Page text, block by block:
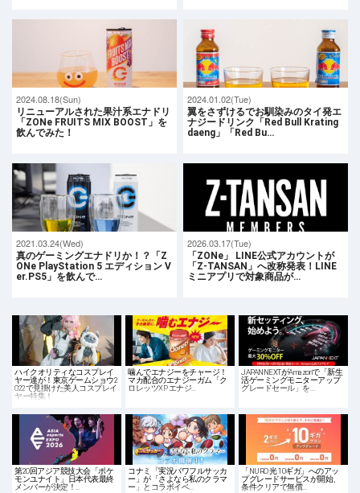
2024.08.18(Sun)
リニューアルされた果汁系エナドリ
「ZONe FRUITS MIX BOOST」を
飲んでみた！
2024.01.02(Tue)
翼をさずけるでお馴染みのタイ発エ
ナジードリンク「Red Bull Krating
daeng」「Red Bu…
2021.03.24(Wed)
真のゲーミングエナドリか！？「Z
ONe PlayStation 5 エディション V
er.PS5」を飲んで…
2026.03.17(Tue)
「ZONe」 LINE公式アカウントが
「Z-TANSAN」へ改称発表！LINE
ミニアプリで対象商品が…
ハイクオリティなコスプレイ
ヤー達が！東京ゲームショウ2
022で見掛けた美人コスプレイ
ヤー特集！
噛んでエナジーをチャージ！
マカ配合のエナジーガム「ク
ロレッツXP エナジ…
JAPANNEXTがAmazonで「新生
活ゲーミングモニターアップ
グレードセール」を…
第20回アジア競技大会「ポケ
モンユナイト」日本代表最終
メンバーが決定！…
コナミ「実況パワフルサッカ
ー」が「さよなら私のクラマ
ー」とコラボイベ…
「NURO 光 10ギガ」へのアッ
プグレードサービスが開始、
条件クリアで無償…